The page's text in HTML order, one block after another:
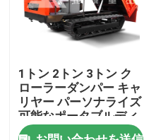
ビデオ
会社案内
1トン 2トン 3トン ク
ローラーダンパー キャ
リヤー パーソナライズ
可能なポータブルディ
ーゼル 販売